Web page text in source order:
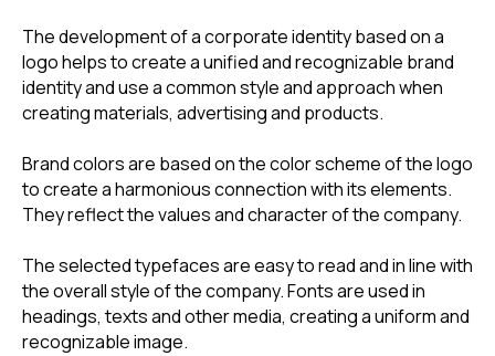
The development of a corporate identity based on a
logo helps to create a unified and recognizable brand
identity and use a common style and approach when
creating materials, advertising and products.
Brand colors are based on the color scheme of the logo
to create a harmonious connection with its elements.
They reflect the values and character of the company.
The selected typefaces are easy to read and in line with
the overall style of the company. Fonts are used in
headings, texts and other media, creating a uniform and
recognizable image.